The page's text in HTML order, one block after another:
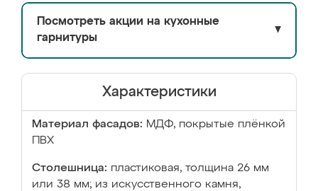
Посмотреть акции на кухонные
гарнитуры
▼
Характеристики
Материал фасадов: МДФ, покрытые плёнкой
ПВХ
Столешница: пластиковая, толщина 26 мм
или 38 мм; из искусственного камня,